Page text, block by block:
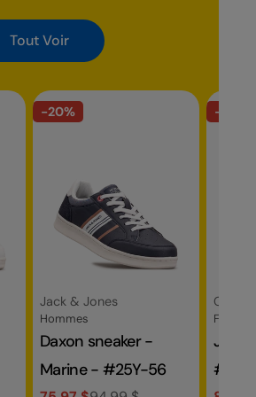
Tout Voir
-20%
Fournisseur:
Jack & Jones
Catégorie
Hommes
Daxon sneaker -
Marine - #25Y-56
-30%
Clarks
Jaylan